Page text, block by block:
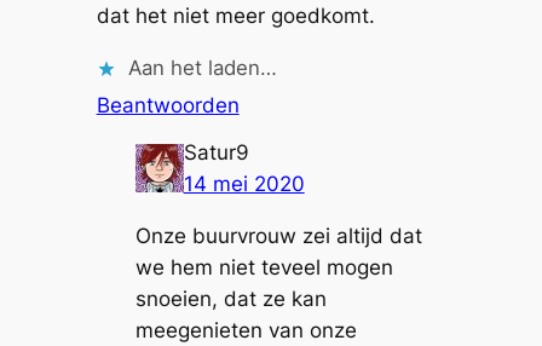
dat het niet meer goedkomt.
Aan het laden…
Beantwoorden
Satur9
14 mei 2020
Onze buurvrouw zei altijd dat
we hem niet teveel mogen
snoeien, dat ze kan
meegenieten van onze